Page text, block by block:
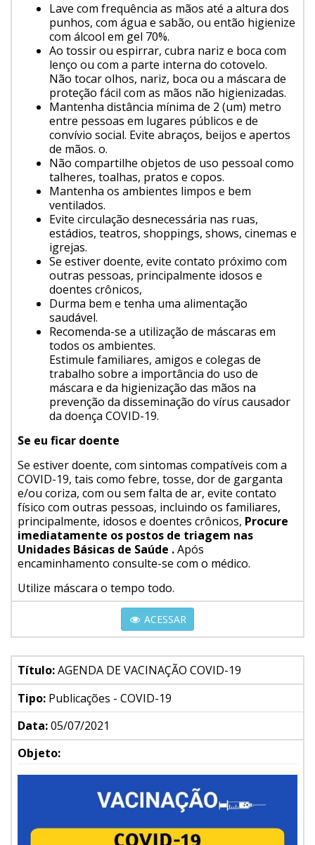
Lave com frequência as mãos até a altura dos
punhos, com água e sabão, ou então higienize
com álcool em gel 70%.
Ao tossir ou espirrar, cubra nariz e boca com
lenço ou com a parte interna do cotovelo.
Não tocar olhos, nariz, boca ou a máscara de
proteção fácil com as mãos não higienizadas.
Mantenha distância mínima de 2 (um) metro
entre pessoas em lugares públicos e de
convívio social. Evite abraços, beijos e apertos
de mãos. o.
Não compartilhe objetos de uso pessoal como
talheres, toalhas, pratos e copos.
Mantenha os ambientes limpos e bem
ventilados.
Evite circulação desnecessária nas ruas,
estádios, teatros, shoppings, shows, cinemas e
igrejas.
Se estiver doente, evite contato próximo com
outras pessoas, principalmente idosos e
doentes crônicos,
Durma bem e tenha uma alimentação
saudável.
Recomenda-se a utilização de máscaras em
todos os ambientes.
Estimule familiares, amigos e colegas de
trabalho sobre a importância do uso de
máscara e da higienização das mãos na
prevenção da disseminação do vírus causador
da doença COVID-19.
Se eu ficar doente
Se estiver doente, com sintomas compatíveis com a
COVID-19, tais como febre, tosse, dor de garganta
e/ou coriza, com ou sem falta de ar, evite contato
físico com outras pessoas, incluindo os familiares,
principalmente, idosos e doentes crônicos, Procure
imediatamente os postos de triagem nas
Unidades Básicas de Saúde .Após
encaminhamento consulte-se com o médico.
Utilize máscara o tempo todo.
ACESSAR
Título:AGENDA DE VACINAÇÃO COVID-19
Tipo: Publicações - COVID-19
Data:05/07/2021
Objeto: